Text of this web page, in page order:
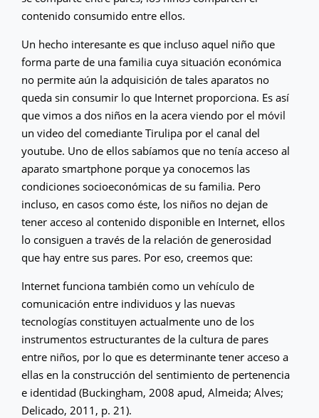
contenido consumido entre ellos.
Un hecho interesante es que incluso aquel niño que
forma parte de una familia cuya situación económica
no permite aún la adquisición de tales aparatos no
queda sin consumir lo que Internet proporciona. Es así
que vimos a dos niños en la acera viendo por el móvil
un video del comediante Tirulipa por el canal del
youtube. Uno de ellos sabíamos que no tenía acceso al
aparato smartphone porque ya conocemos las
condiciones socioeconómicas de su familia. Pero
incluso, en casos como éste, los niños no dejan de
tener acceso al contenido disponible en Internet, ellos
lo consiguen a través de la relación de generosidad
que hay entre sus pares. Por eso, creemos que:
Internet funciona también como un vehículo de
comunicación entre individuos y las nuevas
tecnologías constituyen actualmente uno de los
instrumentos estructurantes de la cultura de pares
entre niños, por lo que es determinante tener acceso a
ellas en la construcción del sentimiento de pertenencia
e identidad (Buckingham, 2008 apud, Almeida; Alves;
Delicado, 2011, p. 21).